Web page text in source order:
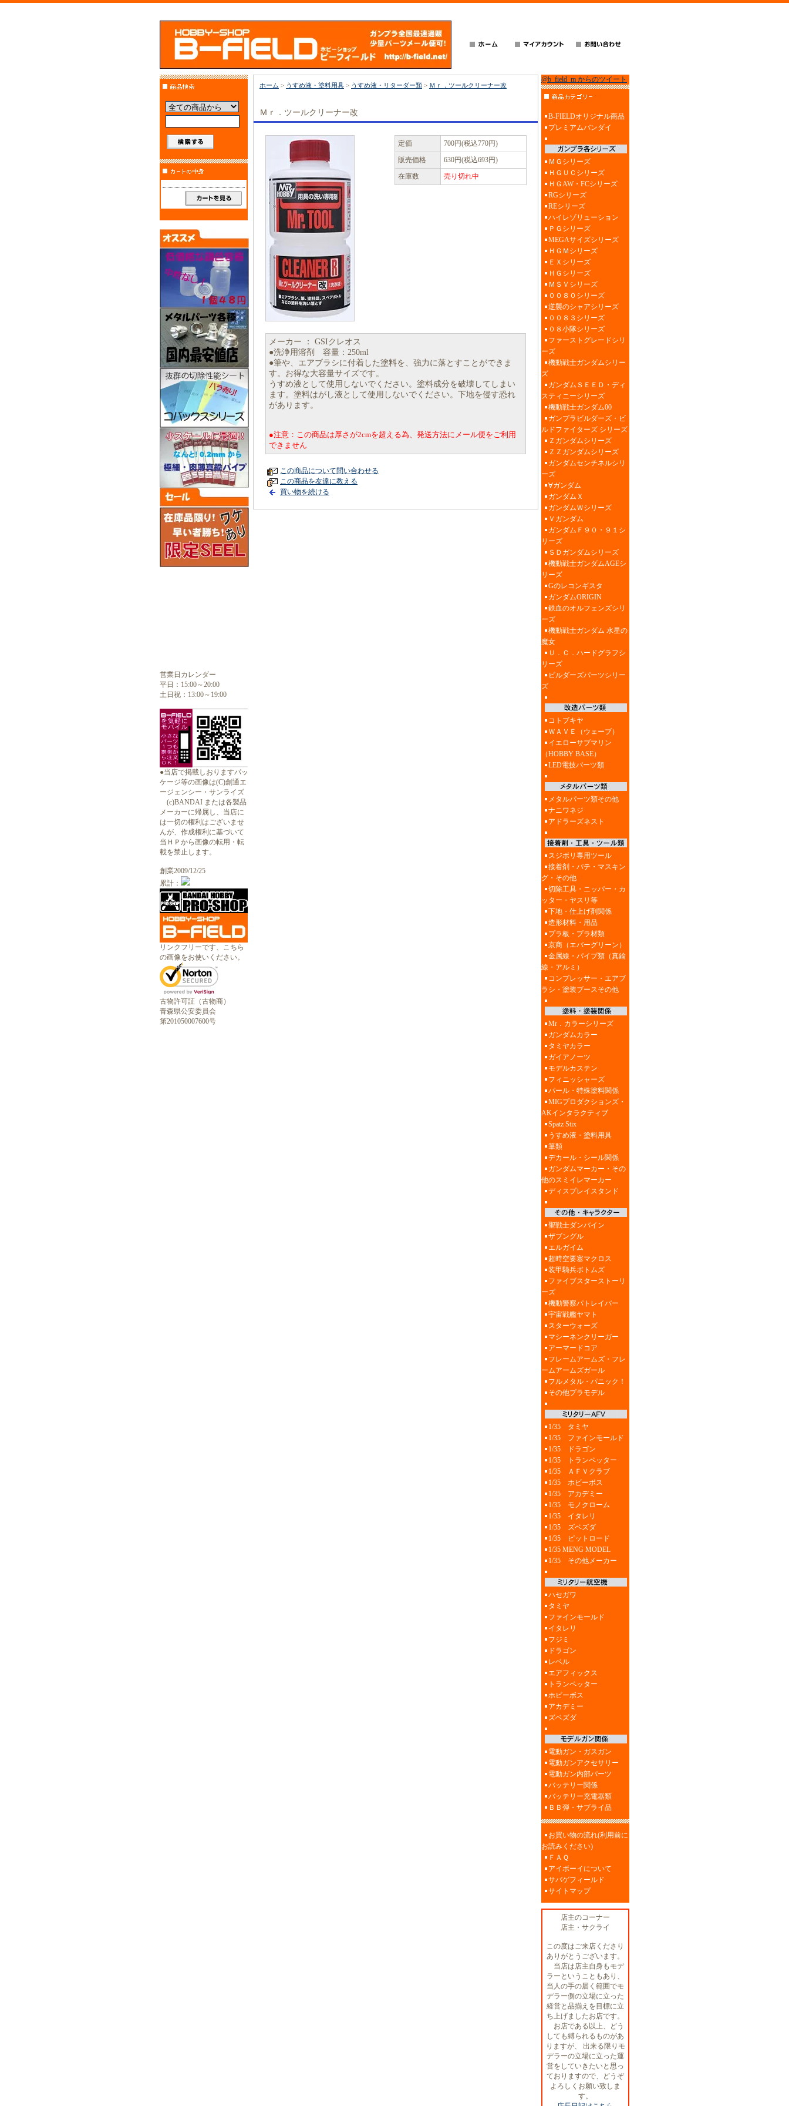
営業日カレンダー
平日：15:00～20:00
土日祝：13:00～19:00
●当店で掲載しおりますパッ
ケージ等の画像は(C)創通エ
ージェンシー・サンライズ
(c)BANDAI または各製品
メーカーに帰属し、当店に
は一切の権利はございませ
んが、作成権利に基づいて
当ＨＰから画像の転用・転
載を禁止します。
創業2009/12/25
累計：
リンクフリーです、こちら
の画像をお使いください。
古物許可証（古物商）
青森県公安委員会
第201050007600号
ホーム > うすめ液・塗料用具 > うすめ液・リターダー類 > Ｍｒ．ツールクリーナー改
Ｍｒ．ツールクリーナー改
定価
700円(税込770円)
販売価格
630円(税込693円)
在庫数
売り切れ中
メーカー ： GSIクレオス
●洗浄用溶剤 容量：250ml
●筆や、エアブラシに付着した塗料を、強力に落とすことができま
す。お得な大容量サイズです。
うすめ液として使用しないでください。塗料成分を破壊してしまい
ます。塗料はがし液として使用しないでください。下地を侵す恐れ
があります。
●注意：この商品は厚さが2cmを超える為、発送方法にメール便をご利用
できません
この商品について問い合わせる
この商品を友達に教える
買い物を続ける
@b_field_m からのツイート
B-FIELDオリジナル商品
プレミアムバンダイ
ＭＧシリーズ
ＨＧＵＣシリーズ
ＨＧAW・FCシリーズ
RGシリーズ
REシリーズ
ハイレゾリューション
ＰＧシリーズ
MEGAサイズシリーズ
ＨＧＭシリーズ
ＥＸシリーズ
ＨＧシリーズ
ＭＳＶシリーズ
００８０シリーズ
逆襲のシャアシリーズ
００８３シリーズ
０８小隊シリーズ
ファーストグレードシリ
ーズ
機動戦士ガンダムシリー
ズ
ガンダムＳＥＥＤ・ディ
スティニーシリーズ
機動戦士ガンダム00
ガンプラビルダーズ・ビ
ルドファイターズ シリーズ
Ｚガンダムシリーズ
ＺＺガンダムシリーズ
ガンダムセンチネルシリ
ーズ
∀ガンダム
ガンダムＸ
ガンダムＷシリーズ
Ｖガンダム
ガンダムＦ９０・９１シ
リーズ
ＳＤガンダムシリーズ
機動戦士ガンダムAGEシ
リーズ
Gのレコンギスタ
ガンダムORIGIN
鉄血のオルフェンズシリ
ーズ
機動戦士ガンダム 水星の
魔女
Ｕ．Ｃ．ハードグラフシ
リーズ
ビルダーズパーツシリー
ズ
コトブキヤ
ＷＡＶＥ（ウェーブ）
イエローサブマリン
（HOBBY BASE）
LED電技パーツ類
メタルパーツ類その他
ナニワネジ
アドラーズネスト
スジボリ専用ツール
接着剤・パテ・マスキン
グ・その他
切除工具・ニッパー・カ
ッター・ヤスリ等
下地・仕上げ剤関係
造形材料・用品
プラ板・プラ材類
京商（エバーグリーン）
金属線・パイプ類（真鍮
線・アルミ）
コンプレッサー・エアブ
ラシ・塗装ブースその他
Mr．カラーシリーズ
ガンダムカラー
タミヤカラー
ガイアノーツ
モデルカステン
フィニッシャーズ
パール・特殊塗料関係
MIGプロダクションズ・
AKインタラクティブ
Spatz Stix
うすめ液・塗料用具
筆類
デカール・シール関係
ガンダムマーカー・その
他のスミイレマーカー
ディスプレイスタンド
聖戦士ダンバイン
ザブングル
エルガイム
超時空要塞マクロス
装甲騎兵ボトムズ
ファイブスターストーリ
ーズ
機動警察パトレイバー
宇宙戦艦ヤマト
スターウォーズ
マシーネンクリーガー
アーマードコア
フレームアームズ・フレ
ームアームズガール
フルメタル・パニック！
その他プラモデル
1/35 タミヤ
1/35 ファインモールド
1/35 ドラゴン
1/35 トランペッター
1/35 ＡＦＶクラブ
1/35 ホビーボス
1/35 アカデミー
1/35 モノクローム
1/35 イタレリ
1/35 ズベズダ
1/35 ピットロード
1/35 MENG MODEL
1/35 その他メーカー
ハセガワ
タミヤ
ファインモールド
イタレリ
フジミ
ドラゴン
レベル
エアフィックス
トランペッター
ホビーボス
アカデミー
ズベズダ
電動ガン・ガスガン
電動ガンアクセサリー
電動ガン内部パーツ
バッテリー関係
バッテリー充電器類
ＢＢ弾・サブライ品
お買い物の流れ(利用前に
お読みください)
ＦＡＱ
アイボーイについて
サバゲフィールド
サイトマップ
店主のコーナー
店主・サクライ
この度はご来店くださり
ありがとうございます。
当店は店主自身もモデ
ラーということもあり、
当人の手の届く範囲でモ
デラー側の立場に立った
経営と品揃えを目標に立
ち上げましたお店です。
お店である以上、どう
しても縛られるものがあ
りますが、 出来る限りモ
デラーの立場に立った運
営をしていきたいと思っ
ておりますので、どうぞ
よろしくお願い致しま
す。